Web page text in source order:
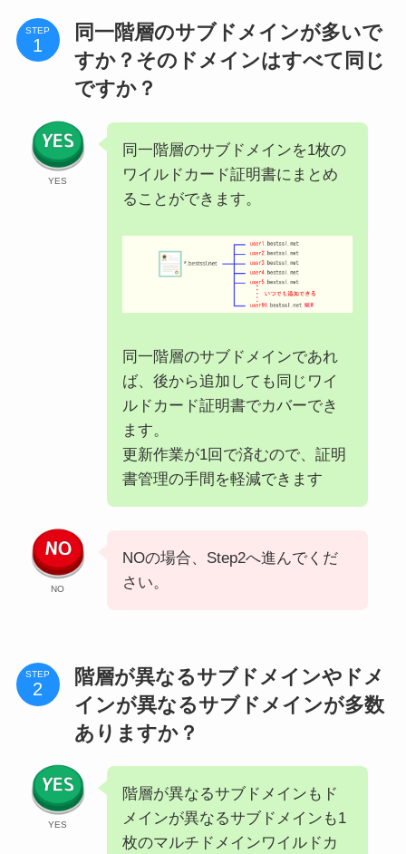
STEP
同一階層のサブドメインが多いで
すか？そのドメインはすべて同じ
ですか？
YES
同一階層のサブドメインを1枚の
ワイルドカード証明書にまとめ
ることができます。
同一階層のサブドメインであれ
ば、後から追加しても同じワイ
ルドカード証明書でカバーでき
ます。
更新作業が1回で済むので、証明
書管理の手間を軽減できます
NO
NOの場合、Step2へ進んでくだ
さい。
STEP
階層が異なるサブドメインやドメ
インが異なるサブドメインが多数
ありますか？
YES
階層が異なるサブドメインもド
メインが異なるサブドメインも1
枚のマルチドメインワイルドカ